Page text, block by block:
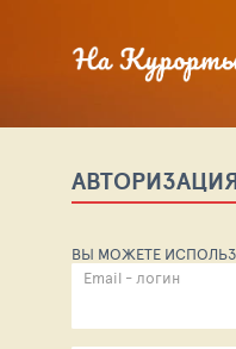
ВЫ МОЖЕТЕ
Email - логин